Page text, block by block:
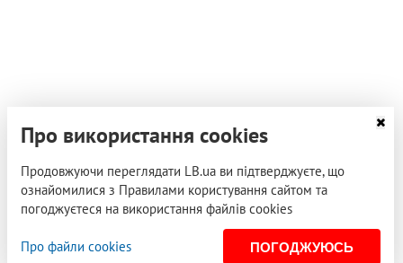
Про використання cookies
Продовжуючи переглядати LB.ua ви підтверджуєте, що
ознайомилися з Правилами користування сайтом та
погоджуєтеся на використання файлів cookies
Про файли cookies ПОГОДЖУЮСЬ